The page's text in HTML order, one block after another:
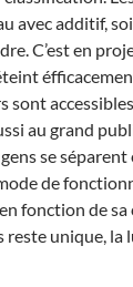
avec additif,
C’est en
sont
au grand
se séparent
de
fonction de
reste unique, la